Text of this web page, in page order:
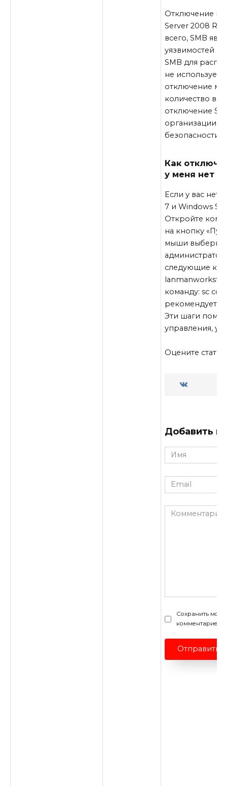
Отключение
Server 2008
всего, SMB
уязвимостей и
SMB для
не
отключение
количество
отключение
организации
безопасности.
Как
у меня нет
Если у вас нет
7 и Windows
Откройте
на кнопку
мыши выберите
следующие
команду: sc
рекомендуется
Эти шаги
управления,
Оцените статью
Добавить
Имя
*
Email
*
Комментарий
Сохранить моё
комментариев.